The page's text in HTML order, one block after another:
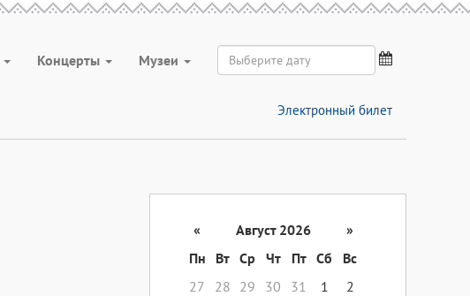
Концерты Музеи
Электронный билет
« Август 2026
»
Пн
Вт Ср Чт Пт Сб
Вс
27
28 29 30 31 1
2